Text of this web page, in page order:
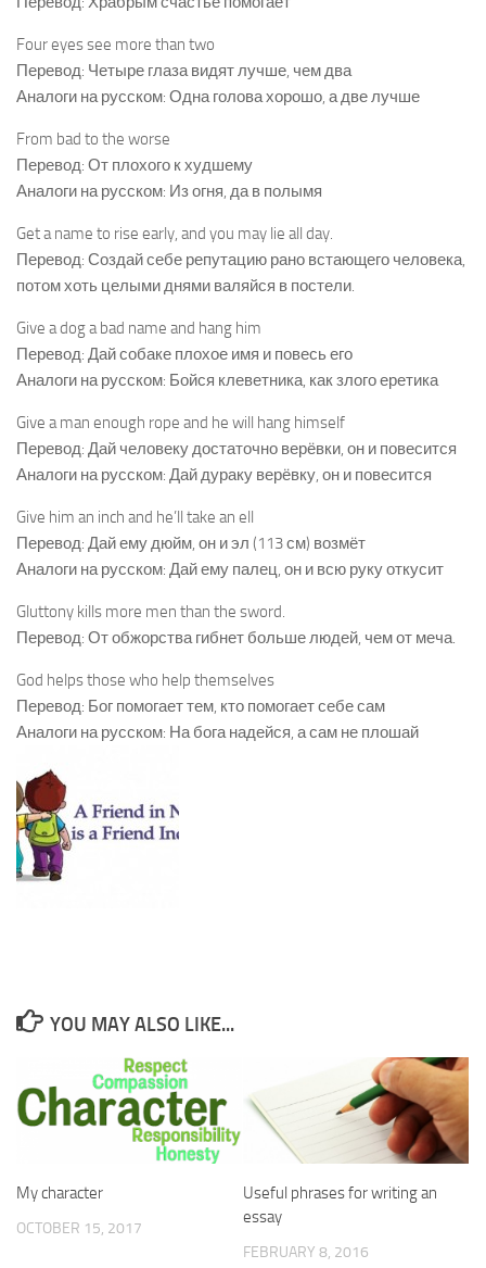
Four eyes see more than two
Перевод: Четыре глаза видят лучше, чем два
Аналоги на русском: Одна голова хорошо, а две лучше
From bad to the worse
Перевод: От плохого к худшему
Аналоги на русском: Из огня, да в полымя
Get a name to rise early, and you may lie all day.
Перевод: Создай себе репутацию рано встающего человека,
потом хоть целыми днями валяйся в постели.
Give a dog a bad name and hang him
Перевод: Дай собаке плохое имя и повесь его
Аналоги на русском: Бойся клеветника, как злого еретика
Give a man enough rope and he will hang himself
Перевод: Дай человеку достаточно верёвки, он и повесится
Аналоги на русском: Дай дураку верёвку, он и повесится
Give him an inch and he’ll take an ell
Перевод: Дай ему дюйм, он и эл (113 см) возмёт
Аналоги на русском: Дай ему палец, он и всю руку откусит
Gluttony kills more men than the sword.
Перевод: От обжорства гибнет больше людей, чем от меча.
God helps those who help themselves
Перевод: Бог помогает тем, кто помогает себе сам
Аналоги на русском: На бога надейся, а сам не плошай
YOU MAY ALSO LIKE...
My character
OCTOBER 15, 2017
Useful phrases for writing an
essay
FEBRUARY 8, 2016